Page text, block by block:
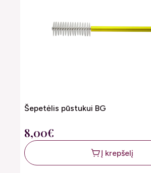
Šepetėlis pūstukui BG
8,00€
Į krepšelį